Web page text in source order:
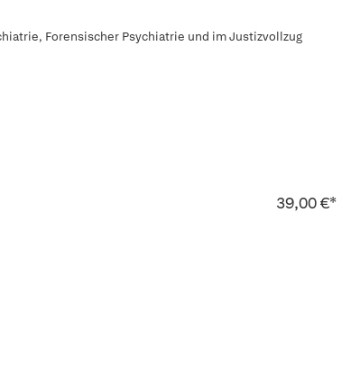
Forensischer Psychiatrie und im Justizvollzug
39,00 €*